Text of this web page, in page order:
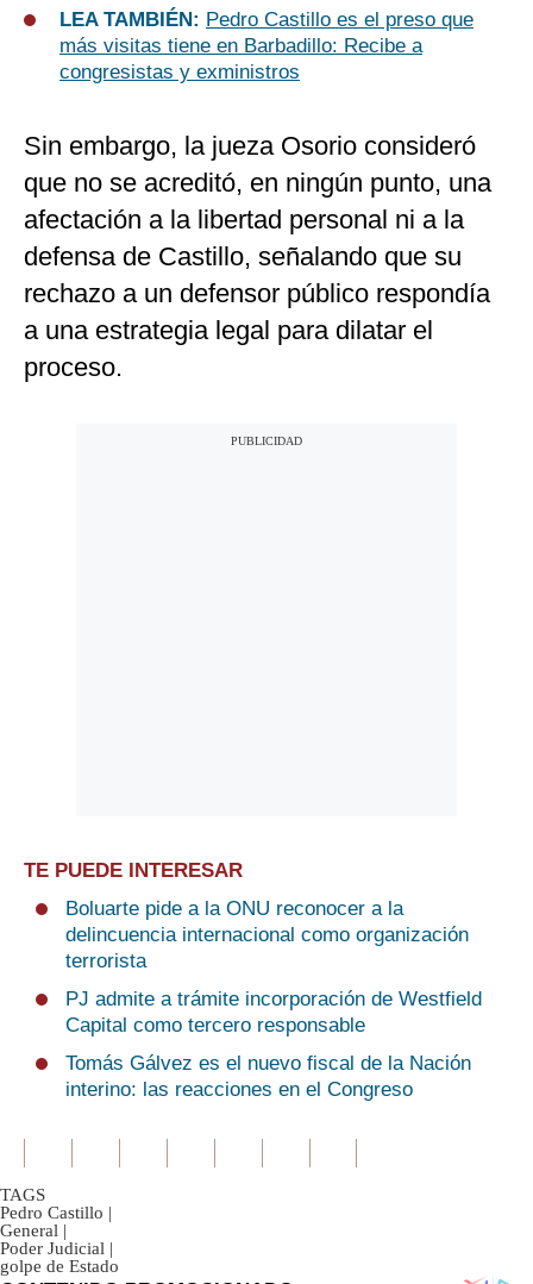
LEA TAMBIÉN: Pedro Castillo es el preso que
más visitas tiene en Barbadillo: Recibe a
congresistas y exministros
Sin embargo, la jueza Osorio consideró
que no se acreditó, en ningún punto, una
afectación a la libertad personal ni a la
defensa de Castillo, señalando que su
rechazo a un defensor público respondía
a una estrategia legal para dilatar el
proceso.
TE PUEDE INTERESAR
Boluarte pide a la ONU reconocer a la
delincuencia internacional como organización
terrorista
PJ admite a trámite incorporación de Westfield
Capital como tercero responsable
Tomás Gálvez es el nuevo fiscal de la Nación
interino: las reacciones en el Congreso
TAGS
Pedro Castillo |
General |
Poder Judicial |
golpe de Estado